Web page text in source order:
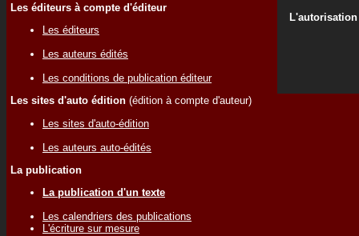
Les éditeurs à compte d'éditeur
Les éditeurs
Les auteurs édités
Les conditions de publication éditeur
Les sites d'auto édition (édition à compte d'auteur)
Les sites d'auto-édition
Les auteurs auto-édités
La publication
La publication d'un texte
Les calendriers des publications
L'écriture sur mesure
L'autorisation